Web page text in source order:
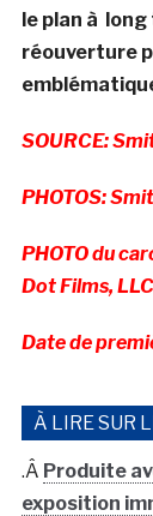
le plan à
réouverture
SOURCE:
PHOTOS:
PHOTO du
Dot Films, LLC
Date de
À LIRE SUR
.Â Produite
exposition